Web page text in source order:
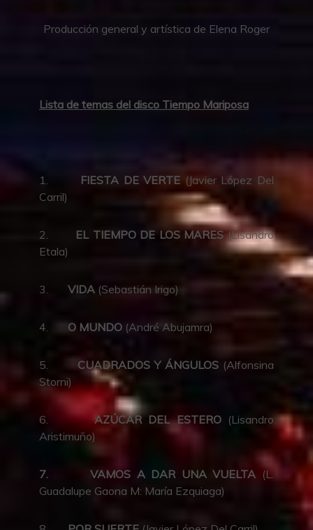
Producción general y artística de Elena Roger
Lista de temas del disco Tiempo Mariposa
1. FIESTA DE VERTE (Javier López Del
Carril)
2. EL TIEMPO DE LOS MARES(Lisandro
Etala)
3. VIDA (Sebastián Irigo)
4. O MUNDO (André Abujamra)
5. CUADRADOS Y ÁNGULOS (Alfonsina
Storni)
6.AZÚCAR DEL ESTERO(Lisandro
Aristimuño)
7. VAMOS A DAR UNA VUELTA (L.
Guadalupe Gaona M: María Ezquiaga)